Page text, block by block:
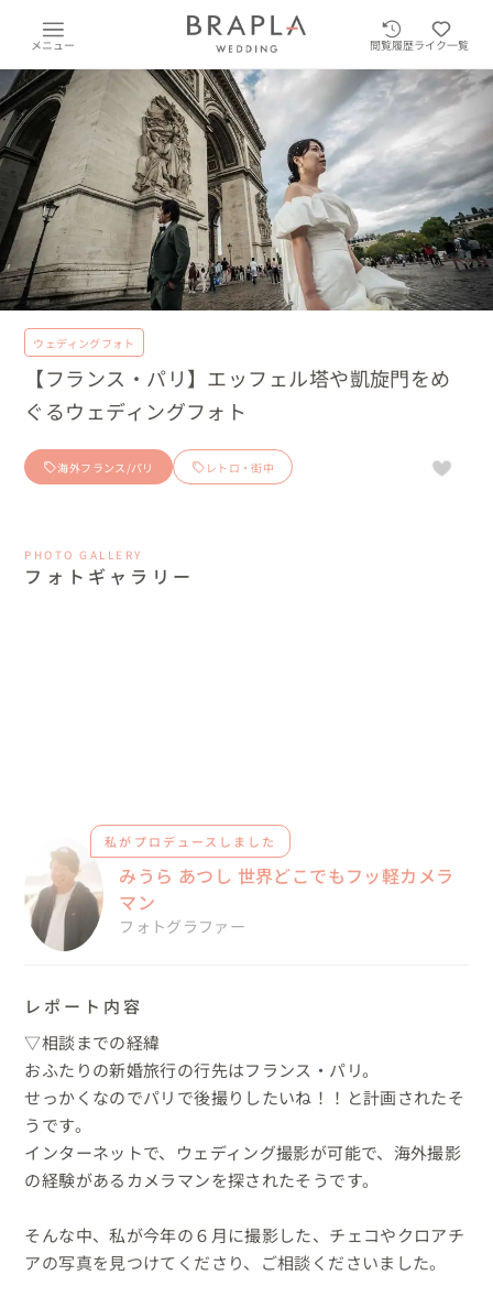
メニュー 閲覧履歴ライク一覧
ウェディングフォト
【フランス・パリ】エッフェル塔や凱旋門をめ
ぐるウェディングフォト
海外フランス/パリ レトロ・街中
PHOTO GALLERY
フォトギャラリー
私がプロデュースしました
みうら あつし 世界どこでもフッ軽カメラ
マン
フォトグラファー
レポート内容
▽相談までの経緯
おふたりの新婚旅行の行先はフランス・パリ。
せっかくなのでパリで後撮りしたいね！！と計画されたそ
うです。
インターネットで、ウェディング撮影が可能で、海外撮影
の経験があるカメラマンを探されたそうです。
そんな中、私が今年の６月に撮影した、チェコやクロアチ
アの写真を見つけてくださり、ご相談くださいました。